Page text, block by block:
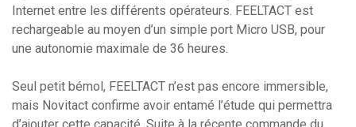
Internet entre les différents opérateurs. FEELTACT est
rechargeable au moyen d’un simple port Micro USB, pour
une autonomie maximale de 36 heures.
Seul petit bémol, FEELTACT n’est pas encore immersible,
mais Novitact confirme avoir entamé l’étude qui permettra
d’ajouter cette capacité. Suite à la récente commande du